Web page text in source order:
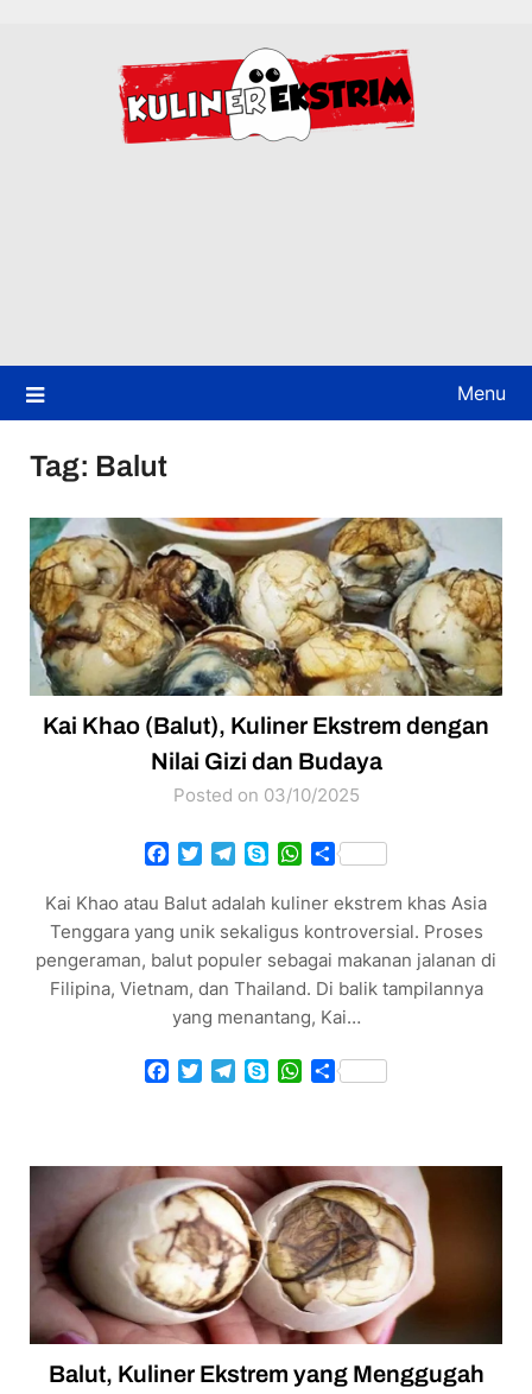
Menu
Tag: Balut
Kai Khao (Balut), Kuliner Ekstrem dengan
Nilai Gizi dan Budaya
Posted on 03/10/2025
Facebook
TwitterTelegram
SkypeWhatsApp
Share
Kai Khao atau Balut adalah kuliner ekstrem khas Asia
Tenggara yang unik sekaligus kontroversial. Proses
pengeraman, balut populer sebagai makanan jalanan di
Filipina, Vietnam, dan Thailand. Di balik tampilannya
yang menantang, Kai…
Facebook
TwitterTelegram
SkypeWhatsApp
Share
​Balut, Kuliner Ekstrem yang Menggugah